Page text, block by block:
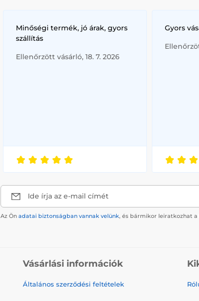
Minőségi termék, jó árak, gyors
szállítás
Ellenőrzött vásárló, 18. 7. 2026
Gyors
Ide írja az e-mail címét
Az Ön adatai biztonságban vannak velünk, és bármikor leiratkozhat a
Vásárlási információk
Általános szerződési feltételek